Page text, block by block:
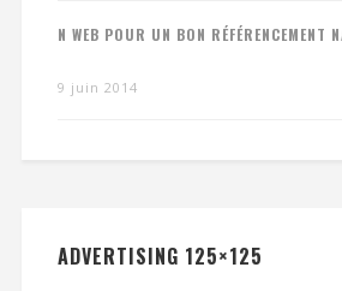
N WEB POUR UN BON RÉFÉRENCEMENT
9 juin 2014
ADVERTISING 125×125